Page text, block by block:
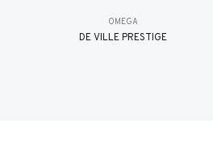
OMEGA
DE VILLE PRESTIGE